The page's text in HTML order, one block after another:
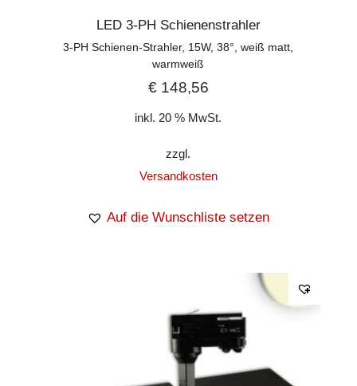
LED 3-PH Schienenstrahler
3-PH Schienen-Strahler, 15W, 38°, weiß matt,
warmweiß
€148,56
inkl. 20 % MwSt.
zzgl.
Versandkosten
Auf die Wunschliste setzen